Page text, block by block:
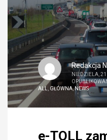
Redakcja
NIEDZIELA,
ALL
GŁÓWNA,NEWS
e-TOLL